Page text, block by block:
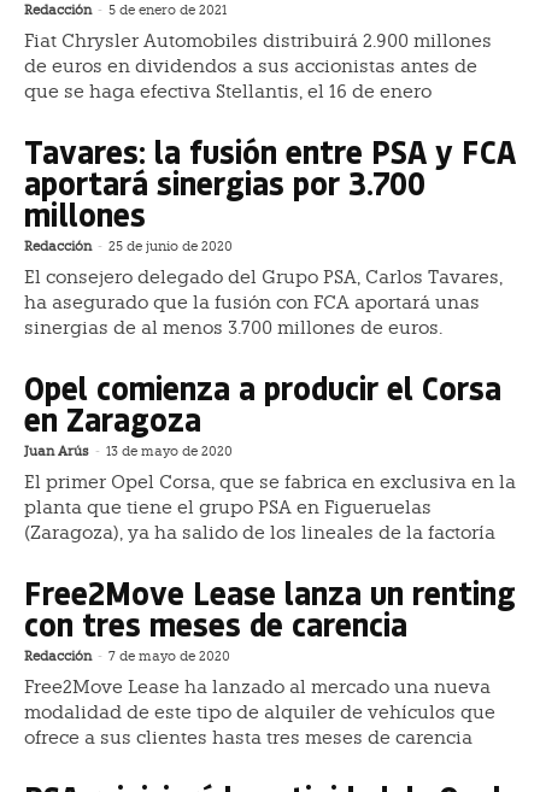
Redacción - 5 de enero de 2021
Fiat Chrysler Automobiles distribuirá 2.900 millones
de euros en dividendos a sus accionistas antes de
que se haga efectiva Stellantis, el 16 de enero
Tavares: la fusión entre PSA y FCA
aportará sinergias por 3.700
millones
Redacción - 25 de junio de 2020
El consejero delegado del Grupo PSA, Carlos Tavares,
ha asegurado que la fusión con FCA aportará unas
sinergias de al menos 3.700 millones de euros.
Opel comienza a producir el Corsa
en Zaragoza
Juan Arús - 13 de mayo de 2020
El primer Opel Corsa, que se fabrica en exclusiva en la
planta que tiene el grupo PSA en Figueruelas
(Zaragoza), ya ha salido de los lineales de la factoría
Free2Move Lease lanza un renting
con tres meses de carencia
Redacción - 7 de mayo de 2020
Free2Move Lease ha lanzado al mercado una nueva
modalidad de este tipo de alquiler de vehículos que
ofrece a sus clientes hasta tres meses de carencia